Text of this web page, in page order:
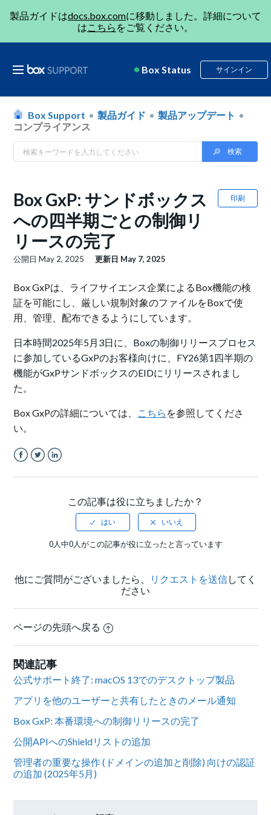
製品ガイドはdocs.box.comに移動しました。詳細について
はこちら をご覧ください。
Box Status サインイン
Box Support 製品ガイド
製品アップデート
コンプライアンス
印刷
Box GxP: サンドボックス
への四半期ごとの制御リ
リースの完了
公開日May 2, 2025 更新日 May 7, 2025
Box GxPは、ライフサイエンス企業によるBox機能の検
証を可能にし、厳しい規制対象のファイルをBoxで使
用、管理、配布できるようにしています。
日本時間2025年5月3日に、Boxの制御リリースプロセス
に参加しているGxPのお客様向けに
、FY26第1四半期の
機能がGxPサンドボックスのEIDにリリースされまし
た。
Box GxPの詳細については、 こちら を参照してくださ
い。
この記事は役に立ちましたか？
0人中0人がこの記事が役に立ったと言っています
他にご質問がございましたら、 リクエストを送信してく
ださい
ページの先頭へ戻る
関連記事
公式サポート終了: macOS 13でのデスクトップ製品
アプリを他のユーザーと共有したときのメール通知
Box GxP: 本番環境への制御リリースの完了
公開APIへのShieldリストの追加
管理者の重要な操作 (ドメインの追加と削除) 向けの認証
の追加 (2025年5月)